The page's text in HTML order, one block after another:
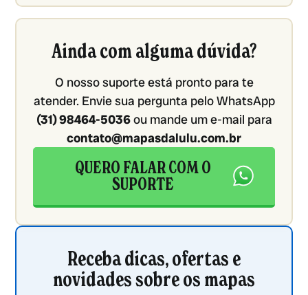
Ainda com alguma dúvida?
O nosso suporte está pronto para te
atender. Envie sua pergunta pelo WhatsApp
(31) 98464-5036ou mande um e-mail para
contato@mapasdalulu.com.br
QUERO FALAR COM O
SUPORTE
Receba dicas, ofertas e
novidades sobre os mapas